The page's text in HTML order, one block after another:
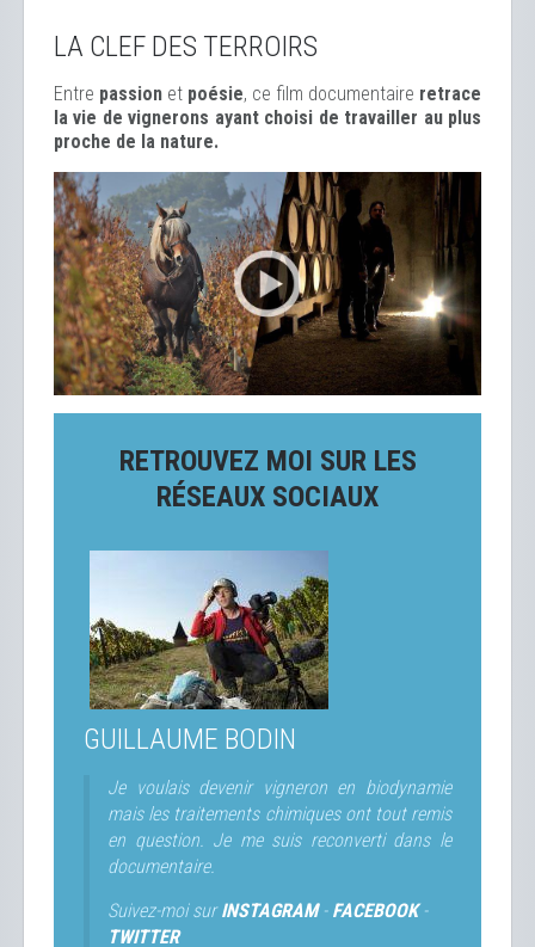
LA CLEF DES TERROIRS
Entre passion et poésie, ce film documentaire retrace
la vie de vignerons ayant choisi de travailler au plus
proche de la nature.
RETROUVEZ MOI SUR LES
RÉSEAUX SOCIAUX
GUILLAUME BODIN
Je voulais devenir vigneron en biodynamie
mais les traitements chimiques ont tout remis
en question. Je me suis reconverti dans le
documentaire.
Suivez-moi surINSTAGRAM- FACEBOOK-
TWITTER